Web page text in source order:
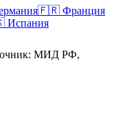
🇫🇷 Франция
Испания
МИД РФ,